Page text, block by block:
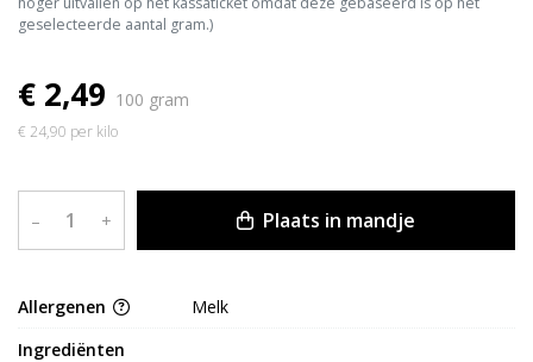
geselecteerde aantal gram.)
€ 2,49 100 gram
€ 24,90 per kilo
– + Plaats in mandje
Allergenen
Melk
Ingrediënten